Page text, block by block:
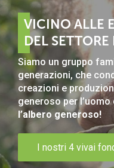
VICINO ALLE
DEL
Siamo un gruppo
generazioni, che
creazioni e
generoso per
l’albero generoso!
I nostri 4 vivai